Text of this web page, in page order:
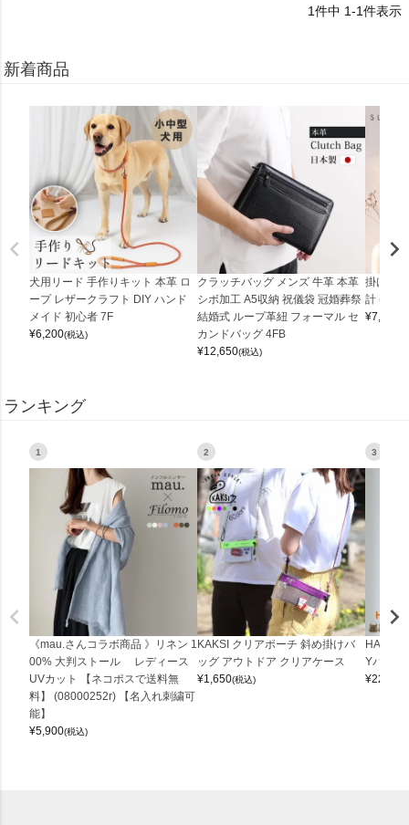
1件中 1-1件表示
新着商品
犬用リード 手作りキット 本革 ロ
ープ レザークラフト DIY ハンド
メイド 初心者 7F
¥6,200(税込)
クラッチバッグ メンズ 牛革 本革
シボ加工 A5収納 祝儀袋 冠婚葬祭
結婚式 ループ革紐 フォーマル セ
カンドバッグ 4FB
¥12,650(税込)
掛け時
計
¥7,150
ランキング
1
《mau.さんコラボ商品 》リネン 1
00% 大判ストール レディース
UVカット 【ネコポスで送料無
料】 (08000252r) 【名入れ刺繍可
能】
¥5,900(税込)
2
KAKSI クリアポーチ 斜め掛けバ
ッグ アウトドア クリアケース
¥1,650(税込)
3
Yバッグ
¥22,000